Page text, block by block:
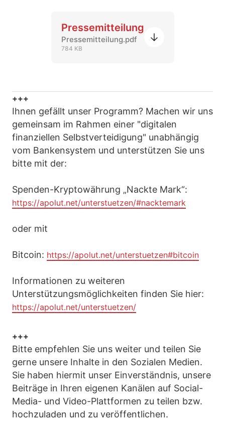
Pressemitteilung
Pressemitteilung.pdf
784 KB
+++
Ihnen gefällt unser Programm? Machen wir uns
gemeinsam im Rahmen einer "digitalen
finanziellen Selbstverteidigung" unabhängig
vom Bankensystem und unterstützen Sie uns
bitte mit der:
Spenden-Kryptowährung „Nackte Mark“:
https://apolut.net/unterstuetzen/#nacktemark
oder mit
Bitcoin: https://apolut.net/unterstuetzen#bitcoin
Informationen zu weiteren
Unterstützungsmöglichkeiten finden Sie hier:
https://apolut.net/unterstuetzen/
+++
Bitte empfehlen Sie uns weiter und teilen Sie
gerne unsere Inhalte in den Sozialen Medien.
Sie haben hiermit unser Einverständnis, unsere
Beiträge in Ihren eigenen Kanälen auf Social-
Media- und Video-Plattformen zu teilen bzw.
hochzuladen und zu veröffentlichen.